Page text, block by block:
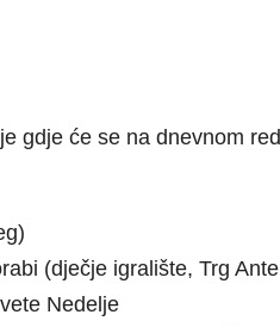
gdje će se na dnevnom
(dječje igralište, Trg
Nedelje